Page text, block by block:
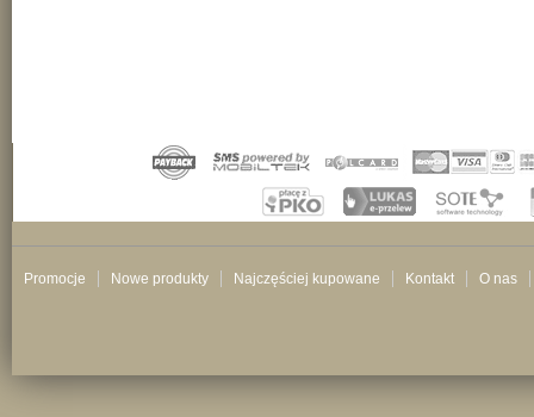
Promocje Nowe produkty Najczęściej kupowane Kontakt O nas